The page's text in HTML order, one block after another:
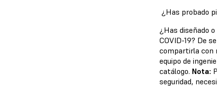
¿Has probado
¿Has diseñado
COVID-19? De
compartirla con
equipo de
catálogo. Nota:
seguridad,